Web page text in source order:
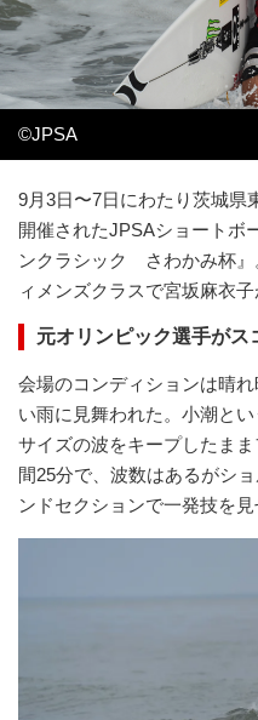
©️JPSA
9月3日〜7日にわたり茨城県
開催されたJPSAショートボ
ンクラシック さわかみ杯』
ィメンズクラスで宮坂麻衣子
元オリンピック選手がス
会場のコンディションは晴
い雨に見舞われた。小潮と
サイズの波をキープしたま
間25分で、波数はあるがシ
ンドセクションで一発技を見